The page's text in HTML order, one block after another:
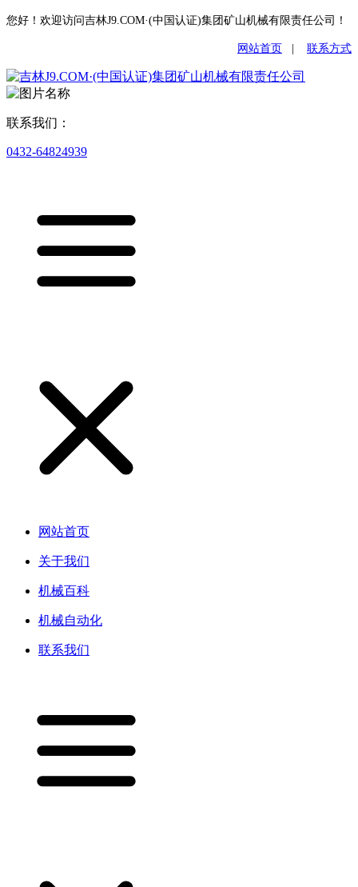
您好！欢迎访问吉林J9.COM·(中国认证)集团矿山机械有限责任公司！
网站首页 联系方式
联系我们：
0432-64824939
网站首页
关于我们
机械百科
机械自动化
联系我们